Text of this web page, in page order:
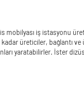
iş istasyonu
üreticiler, bağlantı
yaratabilirler. İster